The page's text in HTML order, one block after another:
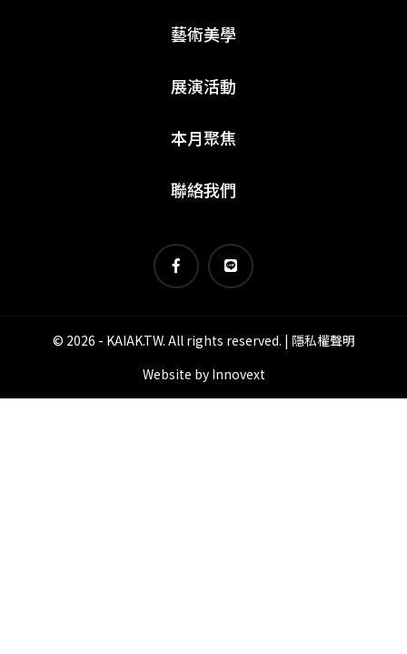
藝術美學
展演活動
本月聚焦
聯絡我們
© 2026 - KAIAK.TW. All rights reserved. | 隱私權聲明
Website by Innovext